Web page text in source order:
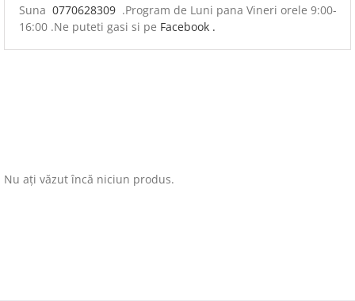
Suna 0770628309.Program de Luni pana Vineri orele 9:00-
16:00 .Ne puteti gasi si pe Facebook .
Nu ați văzut încă niciun produs.